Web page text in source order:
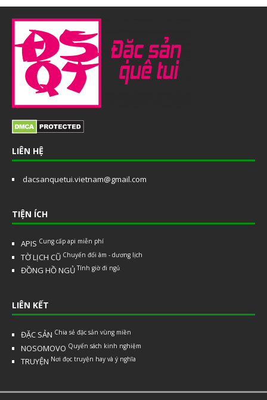
LIÊN HỆ
dacsanquetui.vietnam@gmail.com
TIỆN ÍCH
APIS Cung cấp api miễn phí
TỜ LỊCH CŨ Chuyển đổi âm - dương lịch
ĐỒNG HỒ NGỦ Tính giờ đi ngủ
LIÊN KẾT
ĐẶC SẢN Chia sẻ đặc sản vùng miền
NOSOMOVO Quyển sách kinh nghiệm
TRUYỆN Nơi đọc truyện hay và ý nghĩa